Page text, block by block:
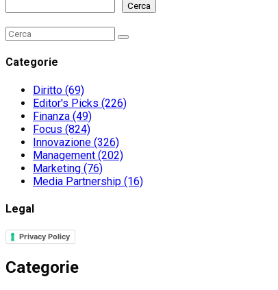
Cerca
Search
for:
Search
Categorie
Diritto (69)
Editor's Picks (226)
Finanza (49)
Focus (824)
Innovazione (326)
Management (202)
Marketing (76)
Media Partnership (16)
Legal
Privacy Policy
Categorie